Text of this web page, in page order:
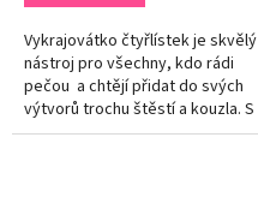
Vykrajovátko čtyřlístek je skvělý
nástroj pro všechny, kdo rádi
pečou a chtějí přidat do svých
výtvorů trochu štěstí a kouzla. S
tímto vykrajovátkem snadno